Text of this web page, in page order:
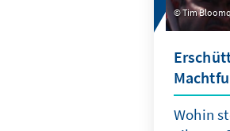
Tim
Wohin